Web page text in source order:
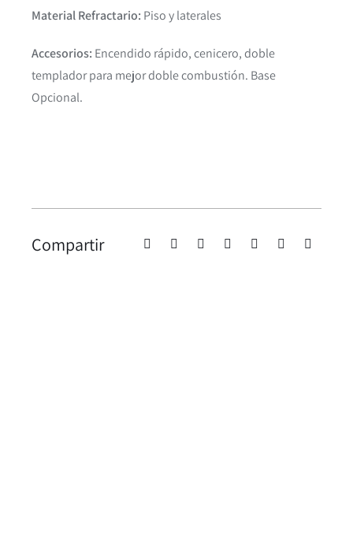
Material Refractario: Piso y laterales
Accesorios: Encendido rápido, cenicero, doble
templador para mejor doble combustión. Base
Opcional.
Compartir